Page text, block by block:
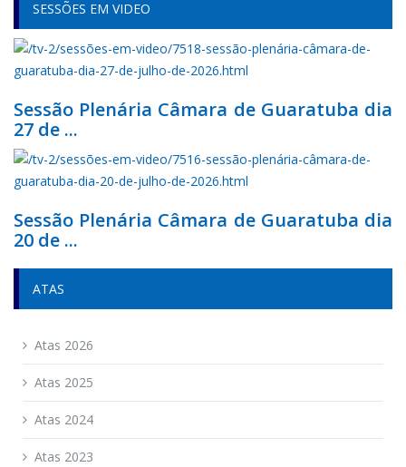
SESSÕES EM VIDEO
Sessão Plenária Câmara de Guaratuba dia
27 de ...
Sessão Plenária Câmara de Guaratuba dia
20 de ...
ATAS
Atas 2026
Atas 2025
Atas 2024
Atas 2023